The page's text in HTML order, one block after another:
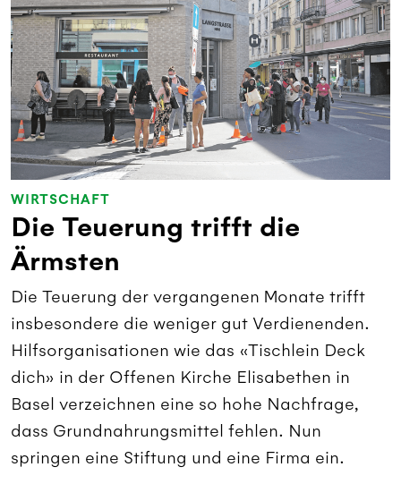
WIRTSCHAFT
Die Teuerung trifft die
Ärmsten
Die Teuerung der vergangenen Monate trifft
insbesondere die weniger gut Verdienenden.
Hilfsorganisationen wie das «Tischlein Deck
dich» in der Offenen Kirche Elisabethen in
Basel verzeichnen eine so hohe Nachfrage,
dass Grundnahrungsmittel fehlen. Nun
springen eine Stiftung und eine Firma ein.